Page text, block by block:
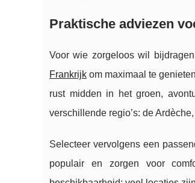
Praktische adviezen
Voor wie zorgeloos wil
Frankrijk om maximaal te
rust midden in het groen,
verschillende regio’s: de
Selecteer vervolgens een
populair en zorgen voor